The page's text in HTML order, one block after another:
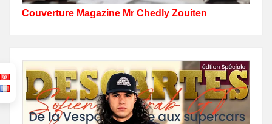
Couverture Magazine Mr Chedly Zouiten